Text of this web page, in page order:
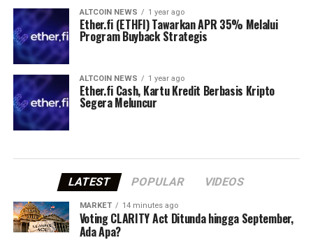
ALTCOIN NEWS 1 year ago
Ether.fi (ETHFI) Tawarkan APR 35% Melalui
Program Buyback Strategis
ALTCOIN NEWS 1 year ago
Ether.fi Cash, Kartu Kredit Berbasis Kripto
Segera Meluncur
LATEST POPULAR VIDEOS
MARKET 14 minutes ago
Voting CLARITY Act Ditunda hingga September,
Ada Apa?